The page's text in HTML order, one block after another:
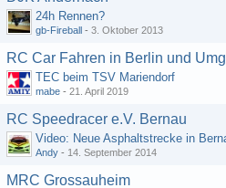
24h Rennen?
gb-Fireball - 3. Oktober 2013
RC Car Fahren in Berlin und
TEC beim TSV Mariendorf
mabe - 21. April 2019
RC Speedracer e.V. Bernau
Video: Neue Asphaltstrecke in
Andy - 14. September 2014
MRC Grossauheim